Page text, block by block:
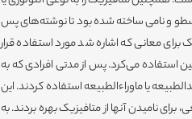
و نامی ساخته شده بود تا نوشته‌های پس
برای معانی که اشاره شد مورد استفاده قرار
استفاده می‌کرد. پس از مدتی افرادی که به
یا ماوراءالطبیعه استفاده کردند. این
نامیدن آنها از متافیزیک بهره بردند. به